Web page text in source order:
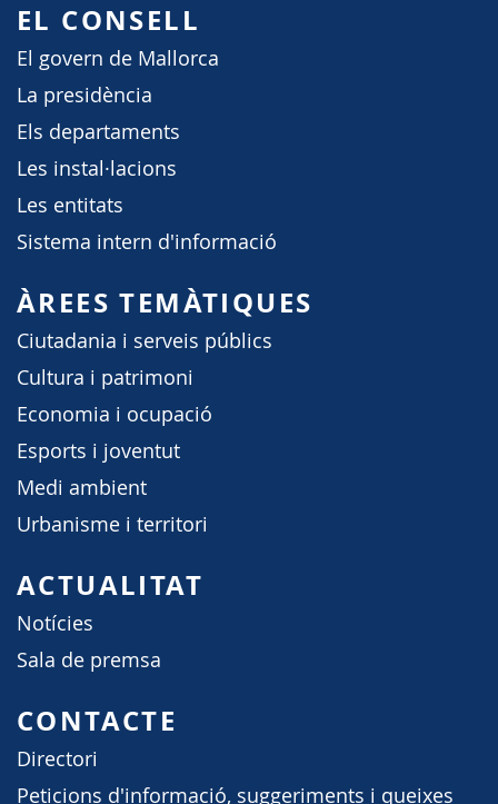
EL CONSELL
El govern de Mallorca
La presidència
Els departaments
Les instal·lacions
Les entitats
Sistema intern d'informació
ÀREES TEMÀTIQUES
Ciutadania i serveis públics
Cultura i patrimoni
Economia i ocupació
Esports i joventut
Medi ambient
Urbanisme i territori
ACTUALITAT
Notícies
Sala de premsa
CONTACTE
Directori
Peticions d'informació, suggeriments i queixes